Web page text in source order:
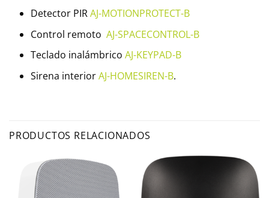
Detector PIRAJ-MOTIONPROTECT-B
Control remoto AJ-SPACECONTROL-B
Teclado inalámbrico AJ-KEYPAD-B
Sirena interiorAJ-HOMESIREN-B.
PRODUCTOS RELACIONADOS